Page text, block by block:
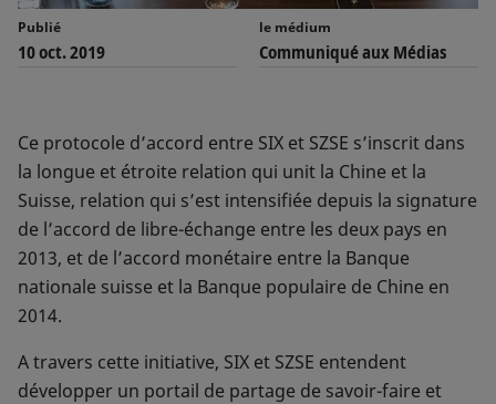
Publié
10 oct. 2019
le médium
Communiqué aux Médias
Ce protocole d’accord entre SIX et SZSE s’inscrit dans
la longue et étroite relation qui unit la Chine et la
Suisse, relation qui s’est intensifiée depuis la signature
de l’accord de libre-échange entre les deux pays en
2013, et de l’accord monétaire entre la Banque
nationale suisse et la Banque populaire de Chine en
2014.
A travers cette initiative, SIX et SZSE entendent
développer un portail de partage de savoir-faire et